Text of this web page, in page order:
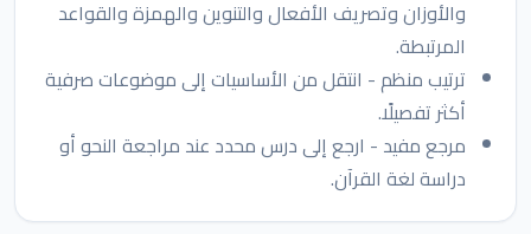
والأوزان وتصريف الأفعال والتنوين والهمزة والقواعد
المرتبطة.
ترتيب منظم - انتقل من الأساسيات إلى موضوعات صرفية
أكثر تفصيلًا.
مرجع مفيد - ارجع إلى درس محدد عند مراجعة النحو أو
دراسة لغة القرآن.